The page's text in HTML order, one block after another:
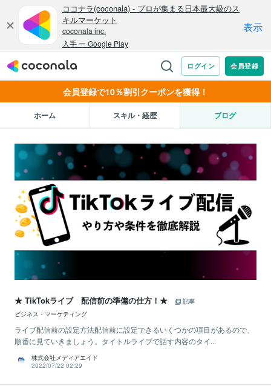
会員登録で10％割引クーポンを獲得！
ホーム スキル・経歴 ブログ
★ TikTokライブ 配信前の準備の仕方！★
記事
ビジネス・マーケティング
ライブ配信前の設定方法配信前に設定できるいくつかの項目があるので、
順番に見ていきましょう。タイトルライブで話す内容のタイ...
株式会社メディアエイド
2022/07/22 02:29